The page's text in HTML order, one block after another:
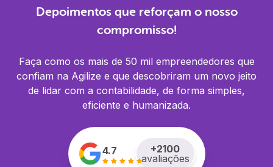
Depoimentos que reforçam o nosso
compromisso!
Faça como os mais de 50 mil empreendedores que
confiam na Agilize e que descobriram um novo jeito
de lidar com a contabilidade, de forma simples,
eficiente e humanizada.
4.7 +2100
avaliações